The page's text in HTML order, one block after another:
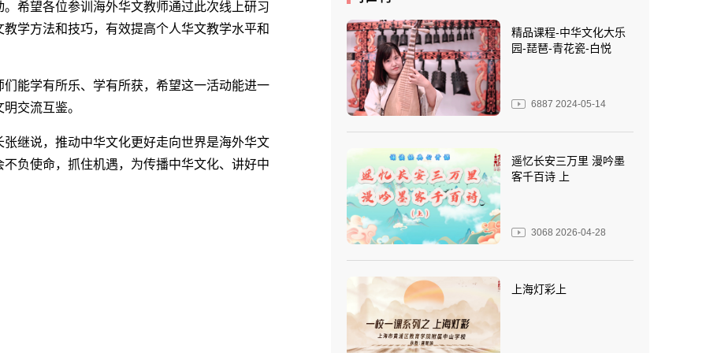
希望各位参训海外华文教师通过此次线上研习
学方法和技巧，有效提高个人华文教学水平和
学有所乐、学有所获，希望这一活动能进一
交流互鉴。
说，推动中华文化更好走向世界是海外华文
负使命，抓住机遇，为传播中华文化、讲好中
精品课程-中华文化大乐
园-琵琶-青花瓷-白悦
6887 2024-05-14
遥忆长安三万里 漫吟墨
客千百诗 上
3068 2026-04-28
上海灯彩上